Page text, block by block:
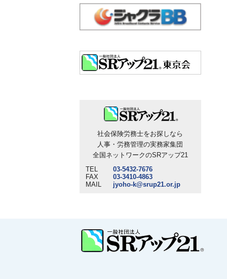
社会保険労務士をお探しなら
人事・労務管理の実務家集団
全国ネットワークのSRアップ21
TEL
03-5432-7676
FAX
03-3410-4863
MAIL
jyoho-k@srup21.or.jp